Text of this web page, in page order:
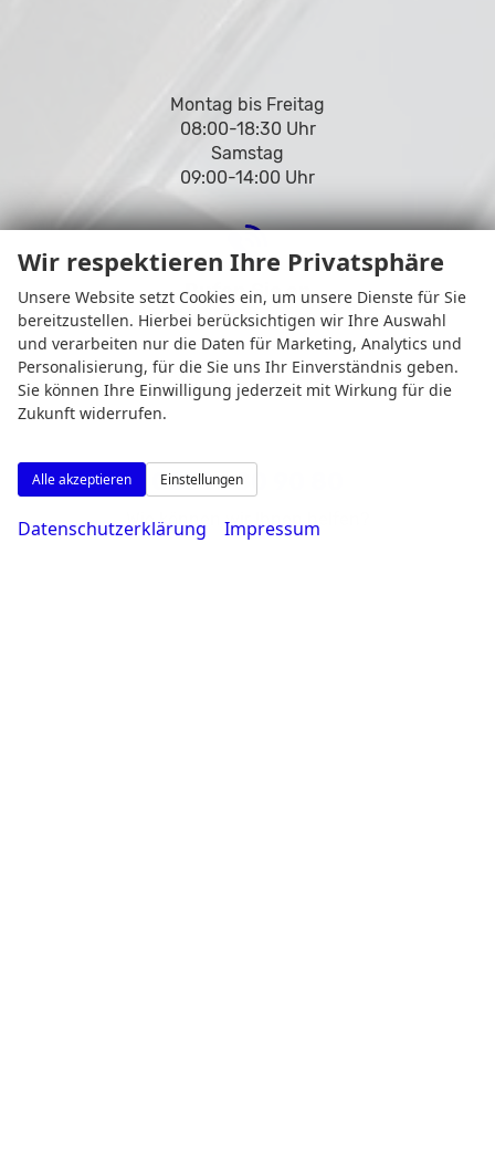
Montag bis Freitag
08:00-18:30 Uhr
Samstag
09:00-14:00 Uhr
Rufen Sie an
0231 - 80 90 80
Wie können wir Ihnen helfen?
Wir respektieren Ihre Privatsphäre
Unsere Website setzt Cookies ein, um unsere Dienste für Sie
bereitzustellen. Hierbei berücksichtigen wir Ihre Auswahl
und verarbeiten nur die Daten für Marketing, Analytics und
Personalisierung, für die Sie uns Ihr Einverständnis geben.
Sie können Ihre Einwilligung jederzeit mit Wirkung für die
Zukunft widerrufen.
Alle akzeptieren Einstellungen
Datenschutzerklärung Impressum